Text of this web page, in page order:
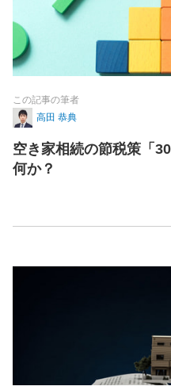
この記事の筆者
高田 恭典
空き家相続の節税策「
何か？